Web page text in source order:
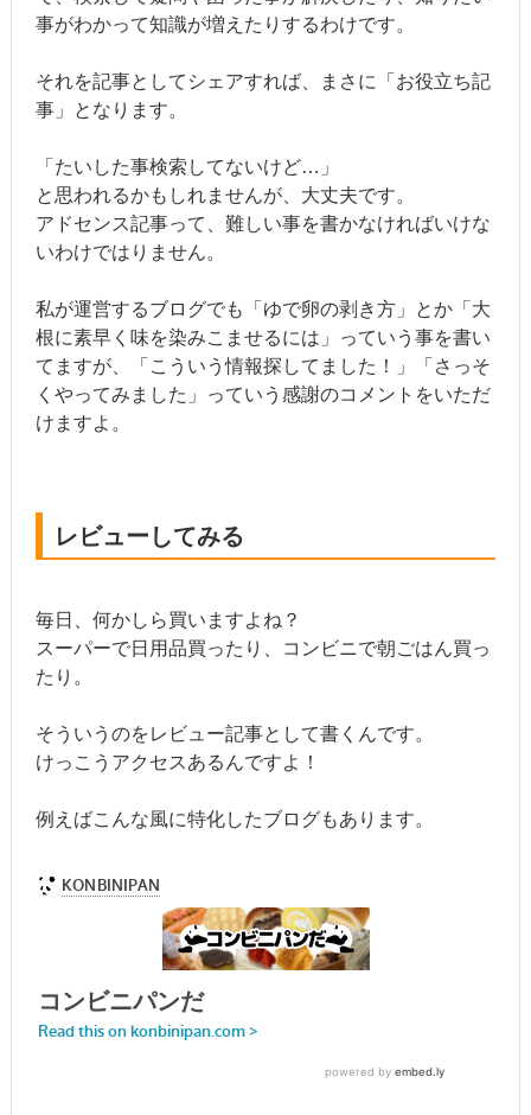
事がわかって知識が増えたりするわけです。
それを記事としてシェアすれば、まさに「お役立ち記
事」となります。
「たいした事検索してないけど…」
と思われるかもしれませんが、大丈夫です。
アドセンス記事って、難しい事を書かなければいけな
いわけではりません。
私が運営するブログでも「ゆで卵の剥き方」とか「大
根に素早く味を染みこませるには」っていう事を書い
てますが、「こういう情報探してました！」「さっそ
くやってみました」っていう感謝のコメントをいただ
けますよ。
レビューしてみる
毎日、何かしら買いますよね？
スーパーで日用品買ったり、コンビニで朝ごはん買っ
たり。
そういうのをレビュー記事として書くんです。
けっこうアクセスあるんですよ！
例えばこんな風に特化したブログもあります。